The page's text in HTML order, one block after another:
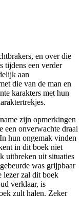
en over die
tijdens een verder
aan
die van de man en
karakters met hun
zijn opmerkingen
een onverwachte draai
hun ongemak vinden
in dit boek niet
uitbreken uit situaties
was grijpbaar
lezer zal dit boek
verklaar, is
zult halen. Zeker